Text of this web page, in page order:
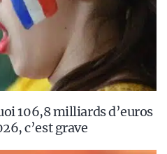
106,8 milliards d’euros
c’est grave